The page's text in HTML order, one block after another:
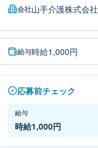
会社山手介護株式会社
給与時給1,000円
応募前チェック
給与
時給1,000円